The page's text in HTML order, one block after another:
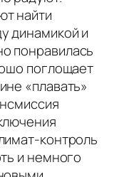
найти
динамикой и
понравилась
поглощает
«плавать»
контроль
и немного